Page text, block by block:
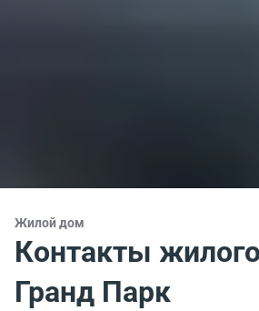
Жилой дом
Контакты
Гранд Парк